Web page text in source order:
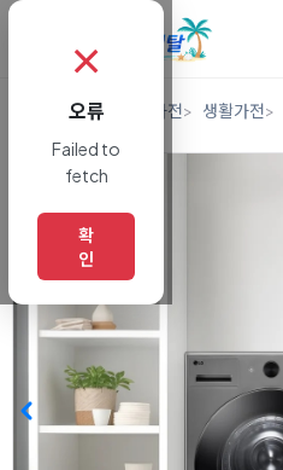
렌탈 디지털/가전 생활가전
✗
오류
Failed to
fetch
확
인